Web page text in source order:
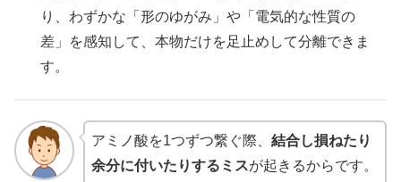
り、わずかな「形のゆがみ」や「電気的な性質の
差」を感知して、本物だけを足止めして分離できま
す。
アミノ酸を1つずつ繋ぐ際、 結合し損ねたり
余分に付いたりするミスが起きるからです。